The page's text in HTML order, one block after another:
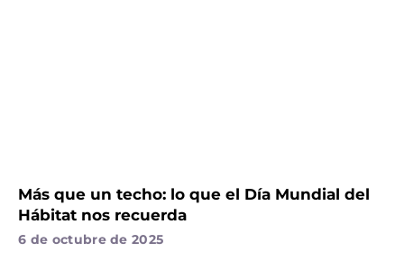
Más que un techo: lo que el Día Mundial del
Hábitat nos recuerda
6 de octubre de 2025